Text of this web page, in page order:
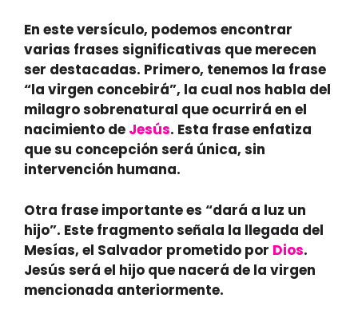
En este versículo, podemos encontrar
varias frases significativas que merecen
ser destacadas. Primero, tenemos la frase
“la virgen concebirá”, la cual nos habla del
milagro sobrenatural que ocurrirá en el
nacimiento de Jesús. Esta frase enfatiza
que su concepción será única, sin
intervención humana.
Otra frase importante es “dará a luz un
hijo”. Este fragmento señala la llegada del
Mesías, el Salvador prometido por Dios.
Jesús será el hijo que nacerá de la virgen
mencionada anteriormente.